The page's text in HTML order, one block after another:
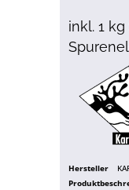
inkl. 1
Hersteller